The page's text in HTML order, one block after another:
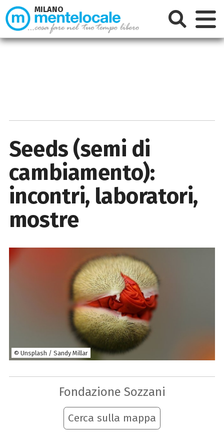
Seeds (semi di
cambiamento):
incontri, laboratori,
mostre
© Unsplash / Sandy Millar
Fondazione Sozzani
Cerca sulla mappa
MILANO